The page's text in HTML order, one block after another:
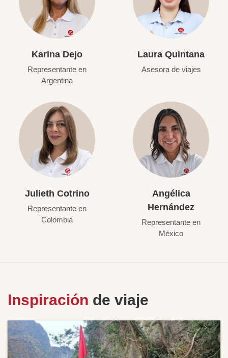
Karina Dejo
Representante en
Argentina
Laura Quintana
Asesora de viajes
Julieth Cotrino
Representante en
Colombia
Angélica
Hernández
Representante en
México
Inspiración de viaje